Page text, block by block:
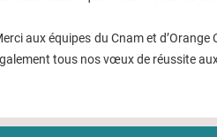
aux équipes du Cnam et
tous nos vœux de réussite